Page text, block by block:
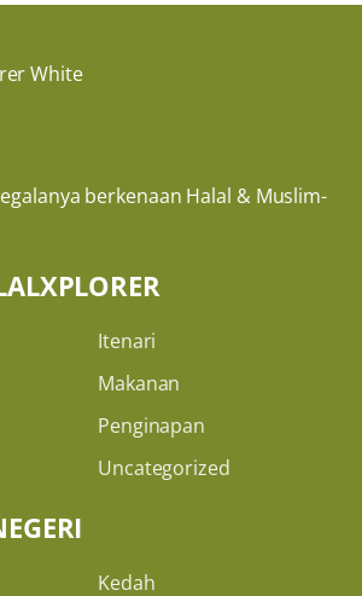
berkenaan Halal & Muslim-
Itenari
Makanan
Penginapan
Uncategorized
Kedah